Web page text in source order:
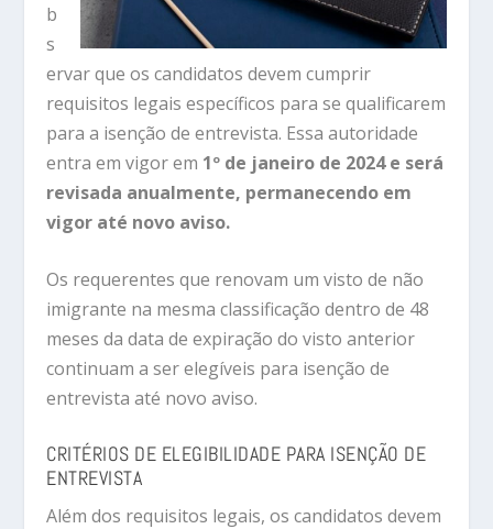
b
s
ervar que os candidatos devem cumprir
requisitos legais específicos para se qualificarem
para a isenção de entrevista. Essa autoridade
entra em vigor em 1º de janeiro de 2024 e será
revisada anualmente, permanecendo em
vigor até novo aviso.
Os requerentes que renovam um visto de não
imigrante na mesma classificação dentro de 48
meses da data de expiração do visto anterior
continuam a ser elegíveis para isenção de
entrevista até novo aviso.
CRITÉRIOS DE ELEGIBILIDADE PARA ISENÇÃO DE
ENTREVISTA
Além dos requisitos legais, os candidatos devem